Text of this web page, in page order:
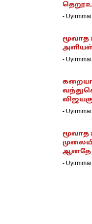
-
மூவாத
அளியள்
-
-
மூவாத
ஆனதே -
-